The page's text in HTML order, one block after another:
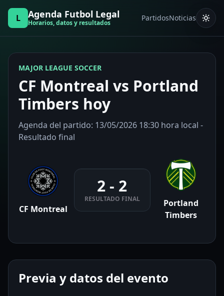
L Agenda Futbol Legal
Horarios, datos y resultados
PartidosNoticias
MAJOR LEAGUE SOCCER
CF Montreal vs Portland
Timbers hoy
Agenda del partido: 13/05/2026 18:30 hora local -
Resultado final
CF Montreal
2 - 2
RESULTADO FINAL
Portland
Timbers
Previa y datos del evento